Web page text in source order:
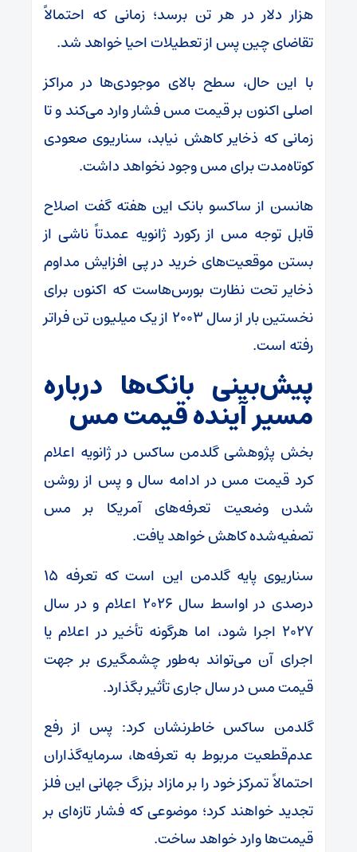
هزار دلار در هر تن برسد؛ زمانی که احتمالاً
تقاضای چین پس از تعطیلات احیا خواهد شد.
با این حال، سطح بالای موجودی‌ها در مراکز
اصلی اکنون بر قیمت مس فشار وارد می‌کند و تا
زمانی که ذخایر کاهش نیابد، سناریوی صعودی
کوتاه‌مدت برای مس وجود نخواهد داشت.
هانسن از ساکسو بانک این هفته گفت اصلاح
قابل توجه مس از رکورد ژانویه عمدتاً ناشی از
بستن موقعیت‌های خرید در پی افزایش مداوم
ذخایر تحت نظارت بورس‌هاست که اکنون برای
نخستین بار از سال ۲۰۰۳ از یک میلیون تن فراتر
رفته است.
پیش‌بینی بانک‌ها درباره
مسیر آینده قیمت مس
بخش پژوهشی گلدمن ساکس در ژانویه اعلام
کرد قیمت مس در ادامه سال و پس از روشن
شدن وضعیت تعرفه‌های آمریکا بر مس
تصفیه‌شده کاهش خواهد یافت.
سناریوی پایه گلدمن این است که تعرفه ۱۵
درصدی در اواسط سال ۲۰۲۶ اعلام و در سال
۲۰۲۷ اجرا شود، اما هرگونه تأخیر در اعلام یا
اجرای آن می‌تواند به‌طور چشمگیری بر جهت
قیمت مس در سال جاری تأثیر بگذارد.
گلدمن ساکس خاطرنشان کرد: پس از رفع
عدم‌قطعیت مربوط به تعرفه‌ها، سرمایه‌گذاران
احتمالاً تمرکز خود را بر مازاد بزرگ جهانی این فلز
تجدید خواهند کرد؛ موضوعی که فشار تازه‌ای بر
قیمت‌ها وارد خواهد ساخت.